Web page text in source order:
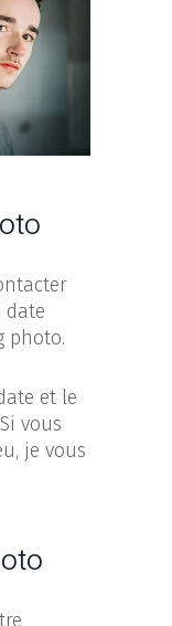
date
photo.
et le
vous
je vous